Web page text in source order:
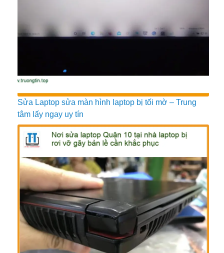
Sửa Laptop sửa màn hình laptop bị tối mờ – Trung
tâm lấy ngay uy tín